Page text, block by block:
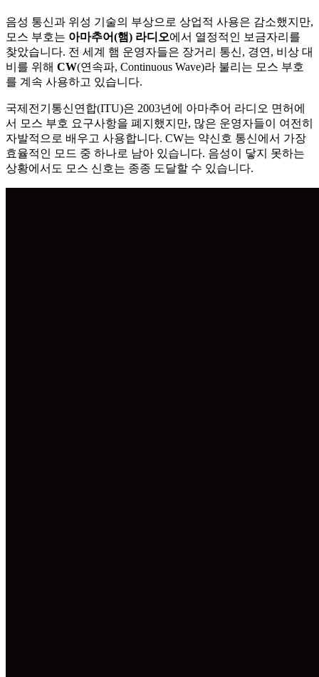
음성 통신과 위성 기술의 부상으로 상업적 사용은 감소했지만,
모스 부호는 아마추어(햄) 라디오에서 열정적인 보금자리를
찾았습니다. 전 세계 햄 운영자들은 장거리 통신, 경연, 비상 대
비를 위해 CW(연속파, Continuous Wave)라 불리는 모스 부호
를 계속 사용하고 있습니다.
국제전기통신연합(ITU)은 2003년에 아마추어 라디오 면허에
서 모스 부호 요구사항을 폐지했지만, 많은 운영자들이 여전히
자발적으로 배우고 사용합니다. CW는 약신호 통신에서 가장
효율적인 모드 중 하나로 남아 있습니다. 음성이 닿지 못하는
상황에서도 모스 신호는 종종 도달할 수 있습니다.